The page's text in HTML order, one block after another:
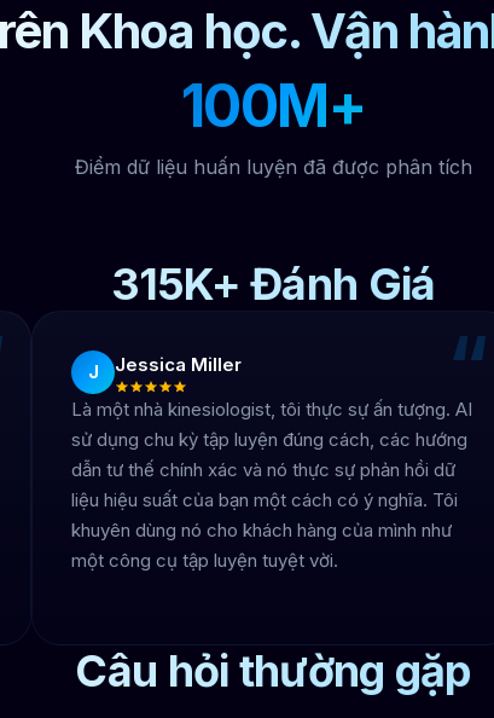
Khoa học. Vận
100M+
Điểm dữ liệu huấn luyện đã được phân tích
315K+ Đánh Giá
“
J
Jessica Miller
Là một nhà kinesiologist, tôi thực sự ấn tượng. AI
sử dụng chu kỳ tập luyện đúng cách, các hướng
dẫn tư thế chính xác và nó thực sự phản hồi dữ
liệu hiệu suất của bạn một cách có ý nghĩa. Tôi
khuyên dùng nó cho khách hàng của mình như
một công cụ tập luyện tuyệt vời.
Câu hỏi thường gặp